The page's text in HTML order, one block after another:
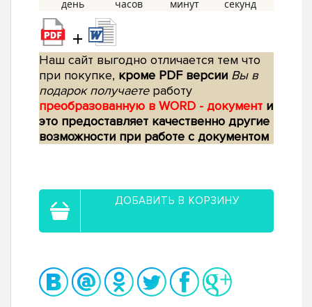
+
Наш сайт выгодно отличается тем что
при покупке, кроме PDF версии Вы в
подарок получаетеработу
преобразованную в WORD - документ и
это предоставляет качественно другие
возможности при работе с документом
ДОБАВИТЬ В КОРЗИНУ